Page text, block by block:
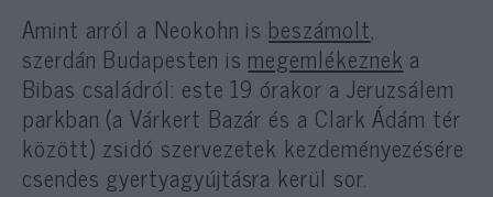
Amint arról a Neokohn is beszámolt,
szerdán Budapesten is megemlékeznek a
Bibas családról: este 19 órakor a Jeruzsálem
parkban (a Várkert Bazár és a Clark Ádám tér
között) zsidó szervezetek kezdeményezésére
csendes gyertyagyújtásra kerül sor.